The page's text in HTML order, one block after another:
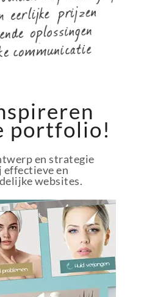
portfolio!
en strategie
effectieve en
websites.